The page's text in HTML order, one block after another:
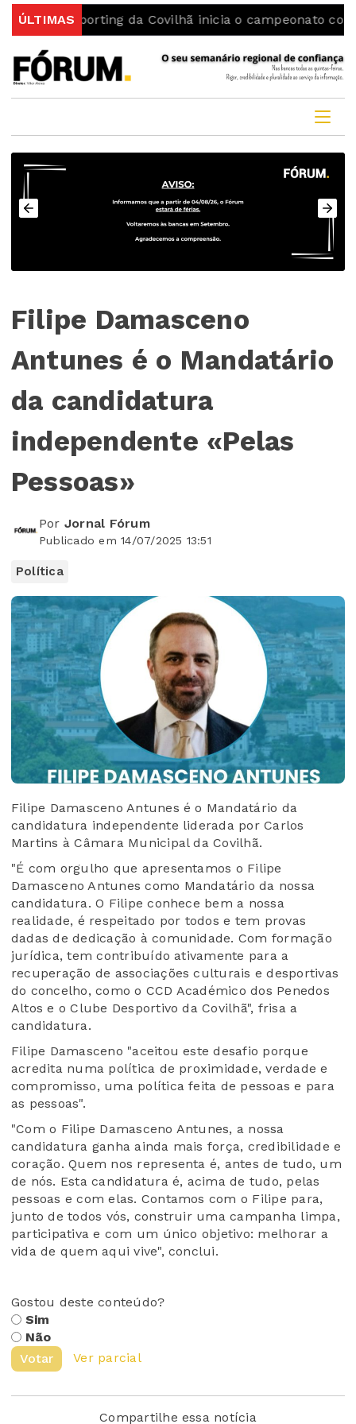
ÚLTIMASda Covilhã inicia o campeonato com uma
Filipe Damasceno
Antunes é o Mandatário
da candidatura
independente «Pelas
Pessoas»
Por Jornal Fórum
Publicado em 14/07/2025 13:51
Política
Filipe Damasceno Antunes é o Mandatário da
candidatura independente liderada por Carlos
Martins à Câmara Municipal da Covilhã.
"É com orgulho que apresentamos o Filipe
Damasceno Antunes como Mandatário da nossa
candidatura. O Filipe conhece bem a nossa
realidade, é respeitado por todos e tem provas
dadas de dedicação à comunidade. Com formação
jurídica, tem contribuído ativamente para a
recuperação de associações culturais e desportivas
do concelho, como o CCD Académico dos Penedos
Altos e o Clube Desportivo da Covilhã", frisa a
candidatura.
Filipe Damasceno "aceitou este desafio porque
acredita numa política de proximidade, verdade e
compromisso, uma política feita de pessoas e para
as pessoas".
"Com o Filipe Damasceno Antunes, a nossa
candidatura ganha ainda mais força, credibilidade e
coração. Quem nos representa é, antes de tudo, um
de nós. Esta candidatura é, acima de tudo, pelas
pessoas e com elas. Contamos com o Filipe para,
junto de todos vós, construir uma campanha limpa,
participativa e com um único objetivo: melhorar a
vida de quem aqui vive", conclui.
Gostou deste conteúdo?
Sim
Não
Votar
Ver parcial
Compartilhe essa notícia